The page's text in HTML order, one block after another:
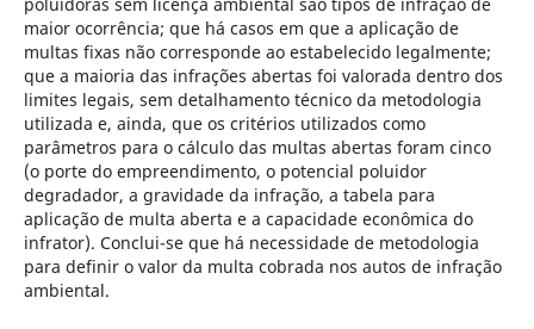
maior ocorrência; que há casos em que a aplicação de
multas fixas não corresponde ao estabelecido legalmente;
que a maioria das infrações abertas foi valorada dentro dos
limites legais, sem detalhamento técnico da metodologia
utilizada e, ainda, que os critérios utilizados como
parâmetros para o cálculo das multas abertas foram cinco
(o porte do empreendimento, o potencial poluidor
degradador, a gravidade da infração, a tabela para
aplicação de multa aberta e a capacidade econômica do
infrator). Conclui-se que há necessidade de metodologia
para definir o valor da multa cobrada nos autos de infração
ambiental.